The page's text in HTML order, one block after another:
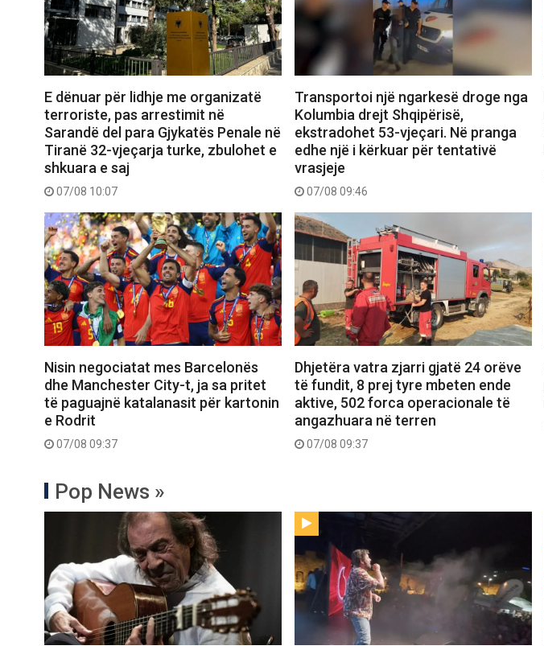
E dënuar për lidhje me organizatë
terroriste, pas arrestimit në
Sarandë del para Gjykatës Penale në
Tiranë 32-vjeçarja turke, zbulohet e
shkuara e saj
07/08 10:07
Transportoi një ngarkesë droge nga
Kolumbia drejt Shqipërisë,
ekstradohet 53-vjeçari. Në pranga
edhe një i kërkuar për tentativë
vrasjeje
07/08 09:46
Nisin negociatat mes Barcelonës
dhe Manchester City-t, ja sa pritet
të paguajnë katalanasit për kartonin
e Rodrit
07/08 09:37
Dhjetëra vatra zjarri gjatë 24 orëve
të fundit, 8 prej tyre mbeten ende
aktive, 502 forca operacionale të
angazhuara në terren
07/08 09:37
Pop News »